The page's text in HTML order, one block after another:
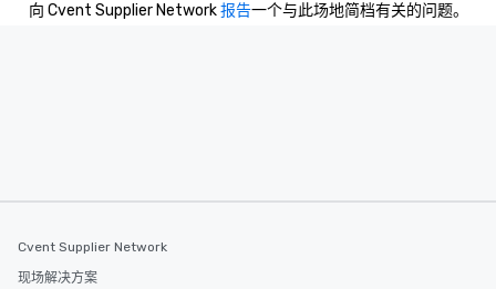
向 Cvent Supplier Network报告一个与此场地简档有关的问题。
Cvent Supplier Network
现场解决方案